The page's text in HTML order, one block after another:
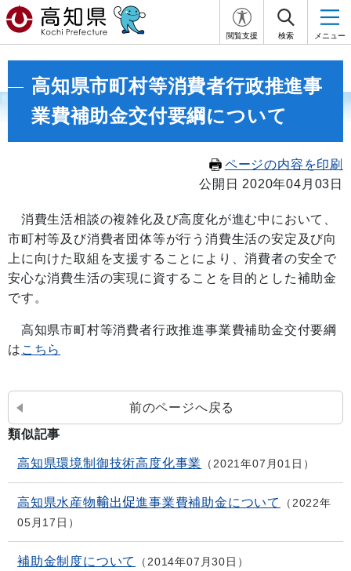
閲覧支援 検索 メニュー
高知県市町村等消費者行政推進事
業費補助金交付要綱について
ページの内容を印刷
公開日 2020年04月03日
消費生活相談の複雑化及び高度化が進む中において、
市町村等及び消費者団体等が行う消費生活の安定及び向
上に向けた取組を支援することにより、消費者の安全で
安心な消費生活の実現に資することを目的とした補助金
です。
高知県市町村等消費者行政推進事業費補助金交付要綱
は こちら
前のページへ戻る
類似記事
高知県環境制御技術高度化事業 2021年07月01日
高知県水産物輸出促進事業費補助金について
2022年
05月17日
補助金制度について 2014年07月30日